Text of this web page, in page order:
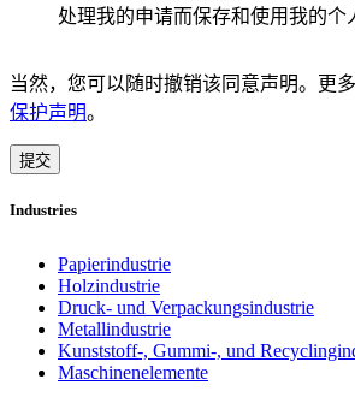
处理我的申请而保存和使用我的个
当然，您可以随时撤销该同意声明。更
保护声明。
Industries
Papierindustrie
Holzindustrie
Druck- und Verpackungsindustrie
Metallindustrie
Kunststoff-, Gummi-, und
Maschinenelemente